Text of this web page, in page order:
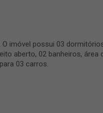
imóvel possui 03
aberto, 02 banheiros, área
03 carros.